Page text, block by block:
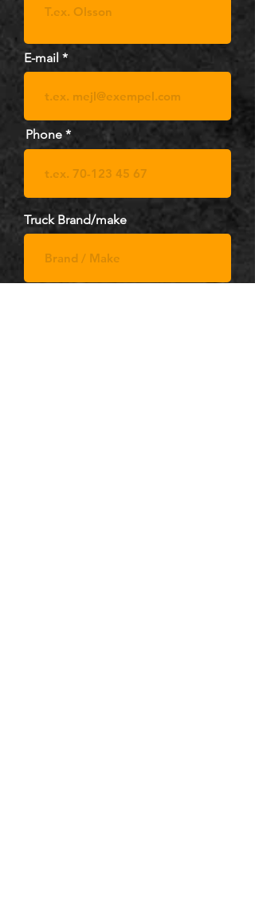
E-mail
Phone
Truck Brand/make